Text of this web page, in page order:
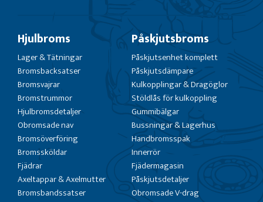
Hjulbroms
Lager & Tätningar
Bromsbacksatser
Bromsvajrar
Bromstrummor
Hjulbromsdetaljer
Obromsade nav
Bromsöverföring
Bromssköldar
Fjädrar
Axeltappar & Axelmutter
Bromsbandssatser
Påskjutsbroms
Påskjutsenhet komplett
Påskjutsdämpare
Kulkopplingar & Dragöglor
Stöldlås för kulkoppling
Gummibälgar
Bussningar & Lagerhus
Handbromsspak
Innerrör
Fjädermagasin
Påskjutsdetaljer
Obromsade V-drag